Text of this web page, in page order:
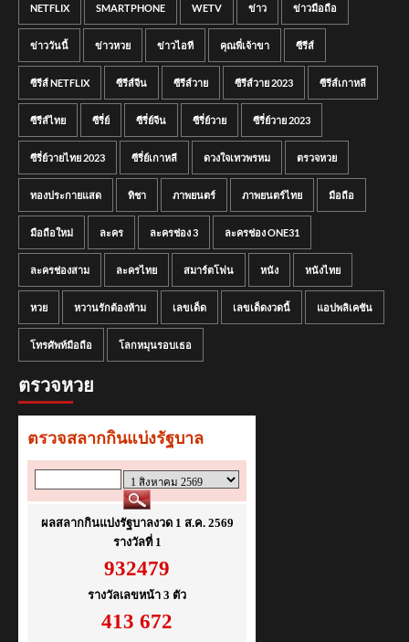
NETFLIX SMARTPHONE WETV ข่าว ข่าวมือถือ
ข่าววันนี้ ข่าวหวย ข่าวไอที คุณพี่เจ้าขา ซีรีส์
ซีรีส์ NETFLIX ซีรีส์จีน ซีรีส์วาย ซีรีส์วาย 2023 ซีรีส์เกาหลี
ซีรีส์ไทย ซีรี่ย์ ซีรี่ย์จีน ซีรี่ย์วาย ซีรี่ย์วาย 2023
ซีรี่ย์วายไทย 2023 ซีรี่ย์เกาหลี ดวงใจเทวพรหม ตรวจหวย
ทองประกายแสด ทิชา ภาพยนตร์ ภาพยนตร์ไทย มือถือ
มือถือใหม่ ละคร ละครช่อง 3 ละครช่อง ONE31
ละครช่องสาม ละครไทย สมาร์ตโฟน หนัง หนังไทย
หวย หวานรักต้องห้าม เลขเด็ด เลขเด็ดงวดนี้ แอปพลิเคชัน
โทรศัพท์มือถือ โลกหมุนรอบเธอ
ตรวจหวย